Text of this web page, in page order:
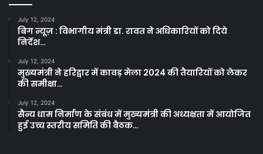
July 12, 2024
बिग न्यूज़ : विभागीय मंत्री डा. रावत ने अधिकारियों को दिये
निर्देश…
July 12, 2024
मुख्यमंत्री ने हरिद्वार में कावड़ मेला 2024 की तैयारियों को लेकर
की समीक्षा…
July 12, 2024
सैन्य धाम निर्माण के संबंध में मुख्यमंत्री की अध्यक्षता में आयोजित
हुई उच्च स्तरीय समिति की बैठक…